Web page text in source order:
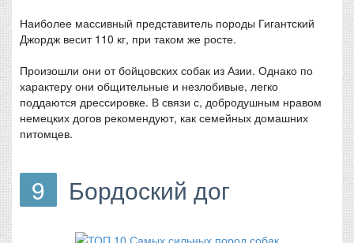
Наиболее массивный представитель породы Гигантский
Джордж весит 110 кг, при таком же росте.
Произошли они от бойцовских собак из Азии. Однако по
характеру они общительные и незлобивые, легко
поддаются дрессировке. В связи с, добродушным нравом
немецких догов рекомендуют, как семейных домашних
питомцев.
9 Бордоский дог